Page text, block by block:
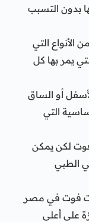
بدون التسبب
التي
يمر بها كل
أو الساق
التي
فوت لكن يمكن
الطبي
فوت في مصر
على أعلى